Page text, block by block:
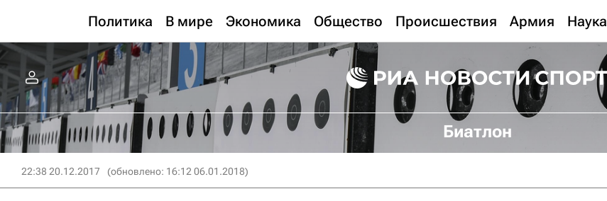
Политика В мире Экономика Общество Происшествия Армия Наука
Биатлон
22:38 20.12.2017 (обновлено: 16:12 06.01.2018)